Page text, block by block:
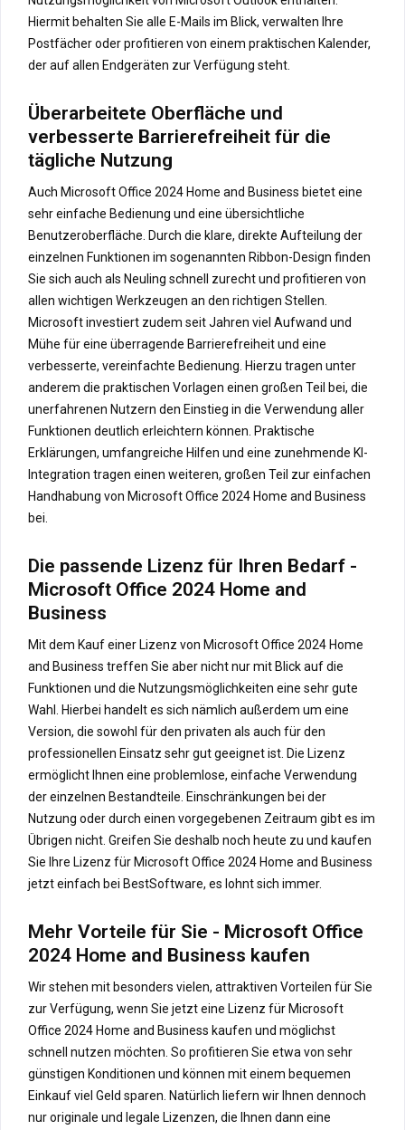
Hiermit behalten Sie alle E-Mails im Blick, verwalten Ihre
Postfächer oder profitieren von einem praktischen Kalender,
der auf allen Endgeräten zur Verfügung steht.
Überarbeitete Oberfläche und
verbesserte Barrierefreiheit für die
tägliche Nutzung
Auch Microsoft Office 2024 Home and Business bietet eine
sehr einfache Bedienung und eine übersichtliche
Benutzeroberfläche. Durch die klare, direkte Aufteilung der
einzelnen Funktionen im sogenannten Ribbon-Design finden
Sie sich auch als Neuling schnell zurecht und profitieren von
allen wichtigen Werkzeugen an den richtigen Stellen.
Microsoft investiert zudem seit Jahren viel Aufwand und
Mühe für eine überragende Barrierefreiheit und eine
verbesserte, vereinfachte Bedienung. Hierzu tragen unter
anderem die praktischen Vorlagen einen großen Teil bei, die
unerfahrenen Nutzern den Einstieg in die Verwendung aller
Funktionen deutlich erleichtern können. Praktische
Erklärungen, umfangreiche Hilfen und eine zunehmende KI-
Integration tragen einen weiteren, großen Teil zur einfachen
Handhabung von Microsoft Office 2024 Home and Business
bei.
Die passende Lizenz für Ihren Bedarf -
Microsoft Office 2024 Home and
Business
Mit dem Kauf einer Lizenz von Microsoft Office 2024 Home
and Business treffen Sie aber nicht nur mit Blick auf die
Funktionen und die Nutzungsmöglichkeiten eine sehr gute
Wahl. Hierbei handelt es sich nämlich außerdem um eine
Version, die sowohl für den privaten als auch für den
professionellen Einsatz sehr gut geeignet ist. Die Lizenz
ermöglicht Ihnen eine problemlose, einfache Verwendung
der einzelnen Bestandteile. Einschränkungen bei der
Nutzung oder durch einen vorgegebenen Zeitraum gibt es im
Übrigen nicht. Greifen Sie deshalb noch heute zu und kaufen
Sie Ihre Lizenz für Microsoft Office 2024 Home and Business
jetzt einfach bei BestSoftware, es lohnt sich immer.
Mehr Vorteile für Sie - Microsoft Office
2024 Home and Business kaufen
Wir stehen mit besonders vielen, attraktiven Vorteilen für Sie
zur Verfügung, wenn Sie jetzt eine Lizenz für Microsoft
Office 2024 Home and Business kaufen und möglichst
schnell nutzen möchten. So profitieren Sie etwa von sehr
günstigen Konditionen und können mit einem bequemen
Einkauf viel Geld sparen. Natürlich liefern wir Ihnen dennoch
nur originale und legale Lizenzen, die Ihnen dann eine